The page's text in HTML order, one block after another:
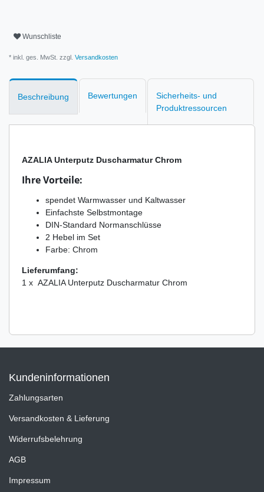
Wunschliste
* inkl. ges. MwSt. zzgl. Versandkosten
Beschreibung Bewertungen
Sicherheits- und
Produktressourcen
AZALIA Unterputz Duscharmatur Chrom
Ihre Vorteile:
spendet Warmwasser und Kaltwasser
Einfachste Selbstmontage
DIN-Standard Normanschlüsse
2 Hebel im Set
Farbe: Chrom
Lieferumfang:
1 x AZALIA Unterputz Duscharmatur Chrom
Kundeninformationen
Zahlungsarten
Versandkosten & Lieferung
Widerrufsbelehrung
AGB
Impressum